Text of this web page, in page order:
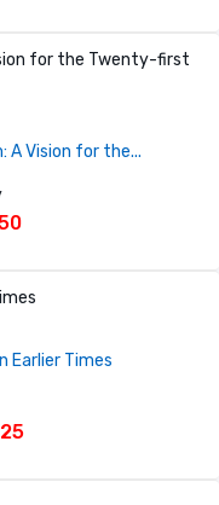
A Vision for the...
Earlier Times